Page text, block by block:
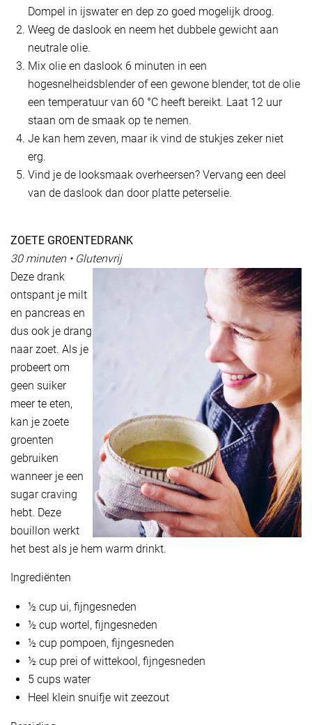
Dompel in ijswater en dep zo goed mogelijk droog.
Weeg de daslook en neem het dubbele gewicht aan
neutrale olie.
Mix olie en daslook 6 minuten in een
hogesnelheidsblender of een gewone blender, tot de olie
een temperatuur van 60 °C heeft bereikt. Laat 12 uur
staan om de smaak op te nemen.
Je kan hem zeven, maar ik vind de stukjes zeker niet
erg.
Vind je de looksmaak overheersen? Vervang een deel
van de daslook dan door platte peterselie.
ZOETE GROENTEDRANK
30 minuten • Glutenvrij
Deze drank
ontspant je milt
en pancreas en
dus ook je drang
naar zoet. Als je
probeert om
geen suiker
meer te eten,
kan je zoete
groenten
gebruiken
wanneer je een
sugar craving
hebt. Deze
bouillon werkt
het best als je hem warm drinkt.
Ingrediënten
½ cup ui, fijngesneden
½ cup wortel, fijngesneden
½ cup pompoen, fijngesneden
½ cup prei of wittekool, fijngesneden
5 cups water
Heel klein snuifje wit zeezout